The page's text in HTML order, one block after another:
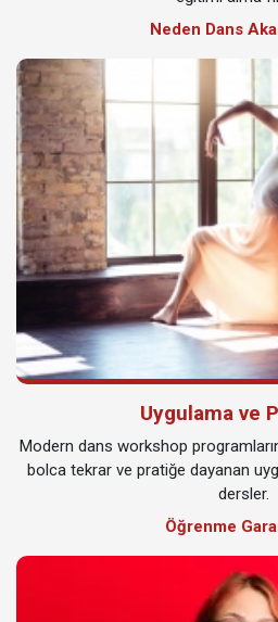
Neden Dans
Uygulama ve
Modern dans workshop
bolca tekrar ve pratiğe dayanan
dersler.
Öğrenme